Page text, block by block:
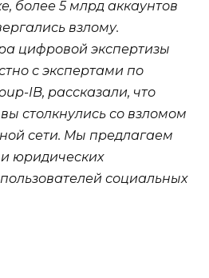
более 5 млрд аккаунтов
взлому.
цифровой экспертизы
с экспертами по
IB, рассказали, что
столкнулись со взломом
сети. Мы предлагаем
юридических
социальных